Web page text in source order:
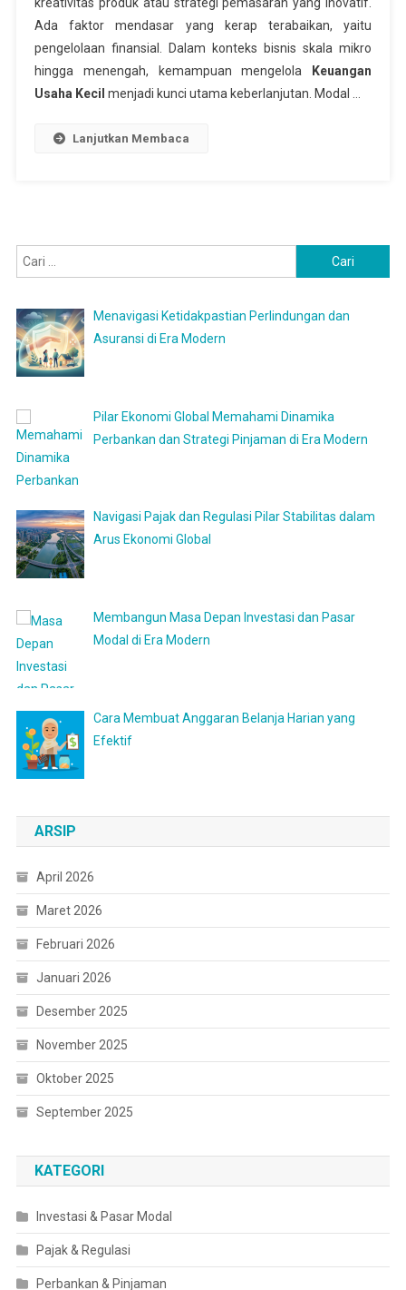
Ada faktor mendasar yang kerap terabaikan, yaitu
pengelolaan finansial. Dalam konteks bisnis skala mikro
hingga menengah, kemampuan mengelola
Keuangan
Usaha Kecil menjadi kunci utama keberlanjutan. Modal …
Lanjutkan Membaca
untuk:
Menavigasi Ketidakpastian Perlindungan dan
Asuransi di Era Modern
Pilar Ekonomi Global Memahami Dinamika
Perbankan dan Strategi Pinjaman di Era Modern
Navigasi Pajak dan Regulasi Pilar Stabilitas dalam
Arus Ekonomi Global
Membangun Masa Depan Investasi dan Pasar
Modal di Era Modern
Cara Membuat Anggaran Belanja Harian yang
Efektif
ARSIP
April 2026
Maret 2026
Februari 2026
Januari 2026
Desember 2025
November 2025
Oktober 2025
September 2025
KATEGORI
Investasi & Pasar Modal
Pajak & Regulasi
Perbankan & Pinjaman